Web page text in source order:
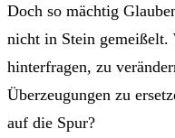
Doch so mächtig
nicht in Stein gemeißelt.
hinterfragen, zu
Überzeugungen zu
auf die Spur?